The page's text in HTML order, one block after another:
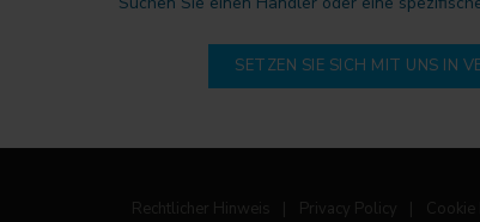
SETZEN SIE SICH MIT UNS IN
Rechtlicher Hinweis Privacy Policy Cookie